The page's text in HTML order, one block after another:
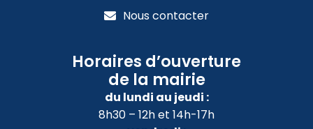
Nous contacter
Horaires d’ouverture
de la mairie
du lundi au jeudi :
8h30 – 12h et 14h-17h